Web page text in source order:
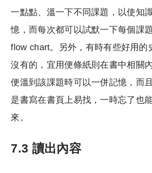
一點點、溫一下不同課題，以使知
憶，而每次都可以試默一下每個課
flow chart。另外，有時有些好用的
沒有的，宜用便條紙則在書中相關
便溫到該課題時可以一併記憶，而
是書寫在書頁上易找，一時忘了也
來。
7.3 讀出內容